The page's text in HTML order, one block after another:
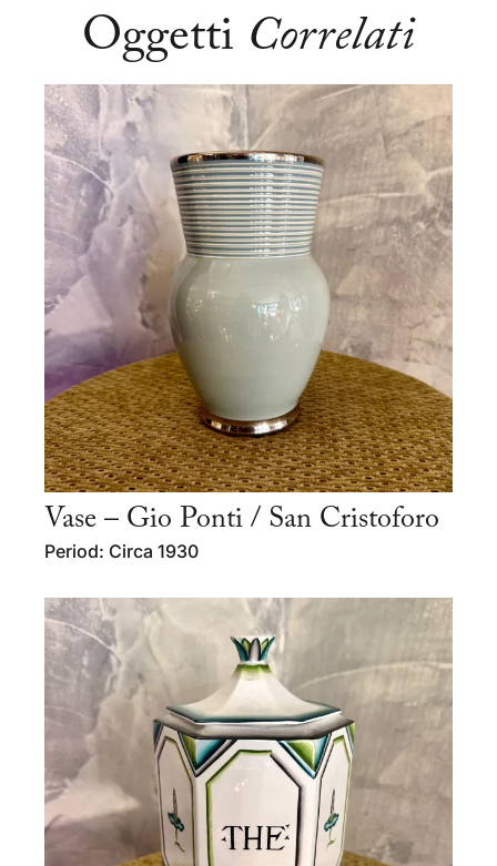
Oggetti Correlati
Vase – Gio Ponti / San Cristoforo
Period: Circa 1930